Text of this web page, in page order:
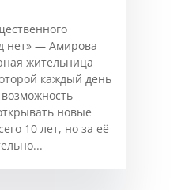
нет» — Амирова
жительница
каждый день
новые
10 лет, но за её